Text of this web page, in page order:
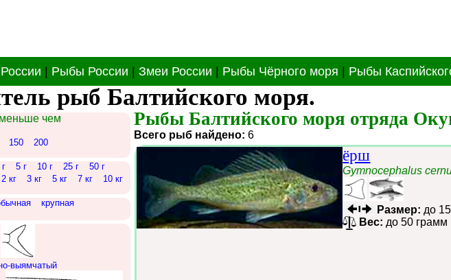
Рыбы России Змеи России Рыбы Чёрного моря Рыбы
рыб Балтийского моря.
чем
150
200
5 г 10 г 25 г
50 г
2 кг 3 кг 5 кг 7 кг
10 кг
крупная
выямчатый
Рыбы Балтийского моря отряда
Всего рыб найдено: 6
ёрш
Gymnocephalus
Размер: до
Вес: до 50 грамм